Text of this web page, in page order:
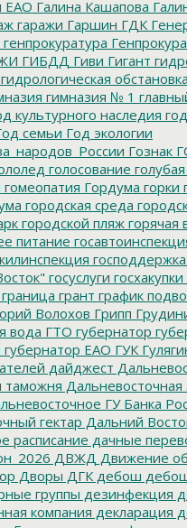
ЕАО Галина Кашапова
гаражи Гаршин ГДК
генпрокуратура
ГИБДД Гиви Гигант
гидрологическая обстановка
гимназия № 1
культурного наследия
семьи Год экологии
Гознак
голосование
гомеопатия Гордума горки
городская среда
городской пляж горячая
питание
господдержка
госуслуги госхакупки
граница грант график
Волохов Грипп
вода ГТО губернатор
губернатор ЕАО ГУК
дайджест
таможня Дальневосточная
ГУ Банка
гектар Дальний
расписание дачные
ДВЖД Движение
Дворы ДГК дебош
группы дезинфекция
компания декларация